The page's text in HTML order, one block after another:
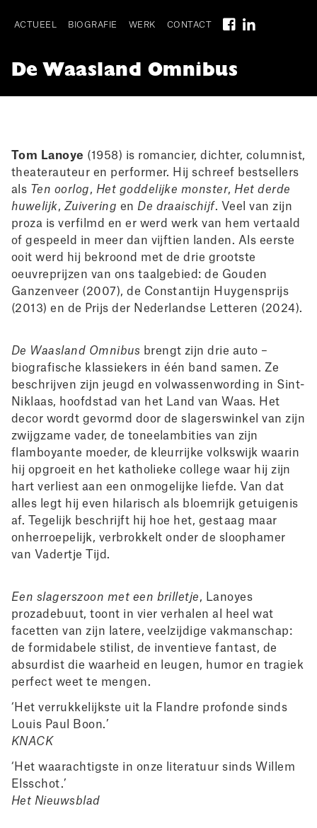
Main
ACTUEEL BIOGRAFIE WERK CONTACT
De Waasland Omnibus
Tom Lanoye (1958) is romancier, dichter, columnist,
theaterauteur en performer. Hij schreef bestsellers
als Ten oorlog, Het goddelijke monster, Het derde
huwelijk, Zuivering en De draaischijf. Veel van zijn
proza is verfilmd en er werd werk van hem vertaald
of gespeeld in meer dan vijftien landen. Als eerste
ooit werd hij bekroond met de drie grootste
oeuvreprijzen van ons taalgebied: de Gouden
Ganzenveer (2007), de Constantijn Huygensprijs
(2013) en de Prijs der Nederlandse Letteren (2024).
De Waasland Omnibus brengt zijn drie auto –
biografische klassiekers in één band samen. Ze
beschrijven zijn jeugd en volwassenwording in Sint-
Niklaas, hoofdstad van het Land van Waas. Het
decor wordt gevormd door de slagerswinkel van zijn
zwijgzame vader, de toneelambities van zijn
flamboyante moeder, de kleurrijke volkswijk waarin
hij opgroeit en het katholieke college waar hij zijn
hart verliest aan een onmogelijke liefde. Van dat
alles legt hij even hilarisch als bloemrijk getuigenis
af. Tegelijk beschrijft hij hoe het, gestaag maar
onherroepelijk, verbrokkelt onder de sloophamer
van Vadertje Tijd.
Een slagerszoon met een brilletje, Lanoyes
prozadebuut, toont in vier verhalen al heel wat
facetten van zijn latere, veelzijdige vakmanschap:
de formidabele stilist, de inventieve fantast, de
absurdist die waarheid en leugen, humor en tragiek
perfect weet te mengen.
‘Het verrukkelijkste uit la Flandre profonde sinds
Louis Paul Boon.’
KNACK
‘Het waarachtigste in onze literatuur sinds Willem
Elsschot.’
Het Nieuwsblad